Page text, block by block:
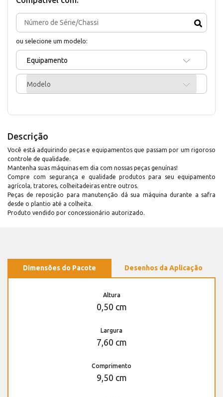
ou selecione um modelo:
Equipamento
Modelo
Descrição
Você está adquirindo peças e equipamentos que passam por um rigoroso
controle de qualidade.
Mantenha suas máquinas em dia com nossas peças genuínas!
Compre com segurança e qualidade produtos para seu equipamento
agrícola, tratores, colheitadeiras entre outros.
Peças de reposição para manutenção dá sua máquina durante a safra
desde o plantio até a colheita.
Produto vendido por concessionário autorizado.
Dimensões do Pacote Desenhos da Aplicação
Altura
0,50 cm
Largura
7,60 cm
Comprimento
9,50 cm